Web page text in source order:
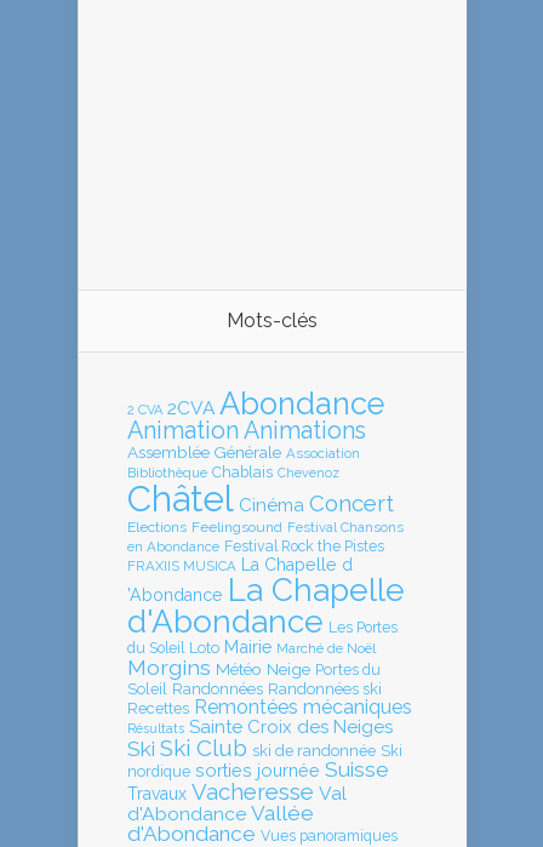
Mots-clés
2 CVA 2CVA Abondance
Animation Animations
Assemblée Générale Association
Bibliothèque Chablais Chevenoz
Châtel Cinéma Concert
Elections Feelingsound Festival Chansons
en Abondance Festival Rock the Pistes
FRAXIIS MUSICA
La Chapelle d
'Abondance La Chapelle
d'Abondance Les Portes
du Soleil
Loto Mairie Marché de Noël
Morgins Météo Neige Portes du
Soleil Randonnées Randonnées ski
Recettes Remontées mécaniques
Résultats Sainte Croix des Neiges
Ski Ski Club ski de randonnée Ski
nordique sorties journée Suisse
Travaux Vacheresse Val
d'Abondance Vallée
d'Abondance Vues panoramiques